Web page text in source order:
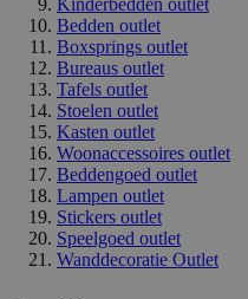
Kinderbedden outlet
Bedden outlet
Boxsprings outlet
Bureaus outlet
Tafels outlet
Stoelen outlet
Kasten outlet
Woonaccessoires outlet
Beddengoed outlet
Lampen outlet
Stickers outlet
Speelgoed outlet
Wanddecoratie Outlet